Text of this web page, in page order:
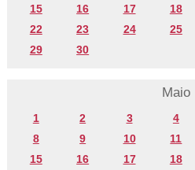
15
16 17 18
22
23 24 25
29
30
Maio
1 2 3 4
8
9 10 11
15
16 17 18